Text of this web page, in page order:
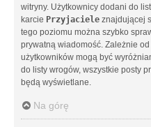
witryny. Użytkownicy dodani do
karcie Przyjaciele znajdującej
tego poziomu można szybko
prywatną wiadomość. Zależnie
użytkowników mogą być
do listy wrogów, wszystkie posty
będą wyświetlane.
Na górę